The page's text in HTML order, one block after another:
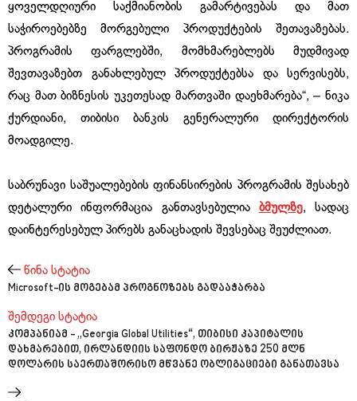
ყოველდღიური საქმიანობის გამარტივებას და მათ
საჭიროებებზე მორგებული პროდუქტების შეთავაზებას.
პროგრამის ფარგლებში, მომხმარებლებს მუდმივად
შევთავაზებთ განახლებულ პროდუქტებსა და სერვისებს,
რაც მათ ბიზნესის უკეთესად მართვაში დაეხმარება“, – ნიკა
ქურდიანი, თიბისი ბანკის გენერალური დირექტორის
მოადგილე.
საბრუნავი საშუალებების ფინანსირების პროგრამის შესახებ
დეტალური ინფორმაცია განთავსებულია ბმულზე, სადაც
დაინტერესებულ პირებს განაცხადის შევსებაც შეუძლიათ.
წინა სტატია
Microsoft-ის მოგებამ პროგნოზებს გადააჭარბა
შემდეგი სტატია
კომპანიამ - „Georgia Global Utilities“, თიბისი კაპიტალის
დახმარებით, ირლანდიის საფონდო ბირჟაზე 250 მლნ
დოლარის საერთაშორისო მწვანე ობლიგაციები განათავსა